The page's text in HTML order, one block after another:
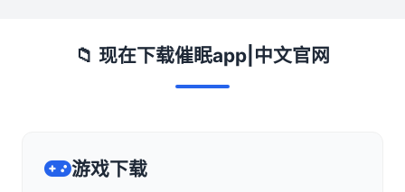
📁 现在下载催眠app|中文官网
游戏下载